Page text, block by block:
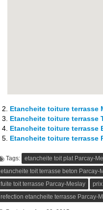
Etancheite toiture terrasse
Etancheite toiture terrasse
Etancheite toiture terrasse
Etancheite toiture terrasse
Tags: etancheite toit plat Parcay-
etancheite toit terrasse beton Parcay-
fuite toit terrasse Parcay-Meslay
refection etancheite terrasse Parcay-